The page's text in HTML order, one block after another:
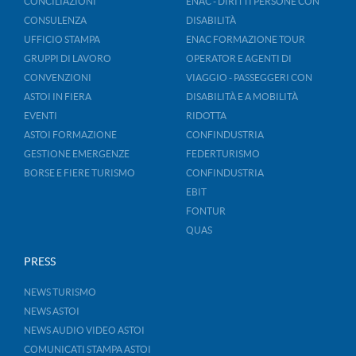
CONSULENZA
UFFICIO STAMPA
GRUPPI DI LAVORO
CONVENZIONI
ASTOI IN FIERA
EVENTI
ASTOI FORMAZIONE
GESTIONE EMERGENZE
BORSE E FIERE TURISMO
DISABILITÀ
ENAC FORMAZIONE TOUR
OPERATOR E AGENTI DI
VIAGGIO - PASSEGGERI CON
DISABILITÀ E A MOBILITÀ
RIDOTTA
CONFINDUSTRIA
FEDERTURISMO
CONFINDUSTRIA
EBIT
FONTUR
QUAS
PRESS
NEWS TURISMO
NEWS ASTOI
NEWS AUDIO VIDEO ASTOI
COMUNICATI STAMPA ASTOI